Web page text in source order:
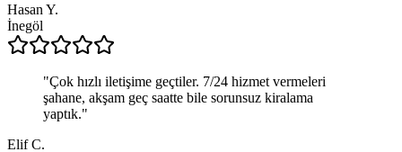
Hasan Y.
İnegöl
"Çok hızlı iletişime geçtiler. 7/24 hizmet vermeleri
şahane, akşam geç saatte bile sorunsuz kiralama
yaptık."
Elif C.